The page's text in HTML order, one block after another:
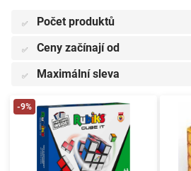
✅ Počet produktů
✅ Ceny začínají od
✅ Maximální sleva
-9%